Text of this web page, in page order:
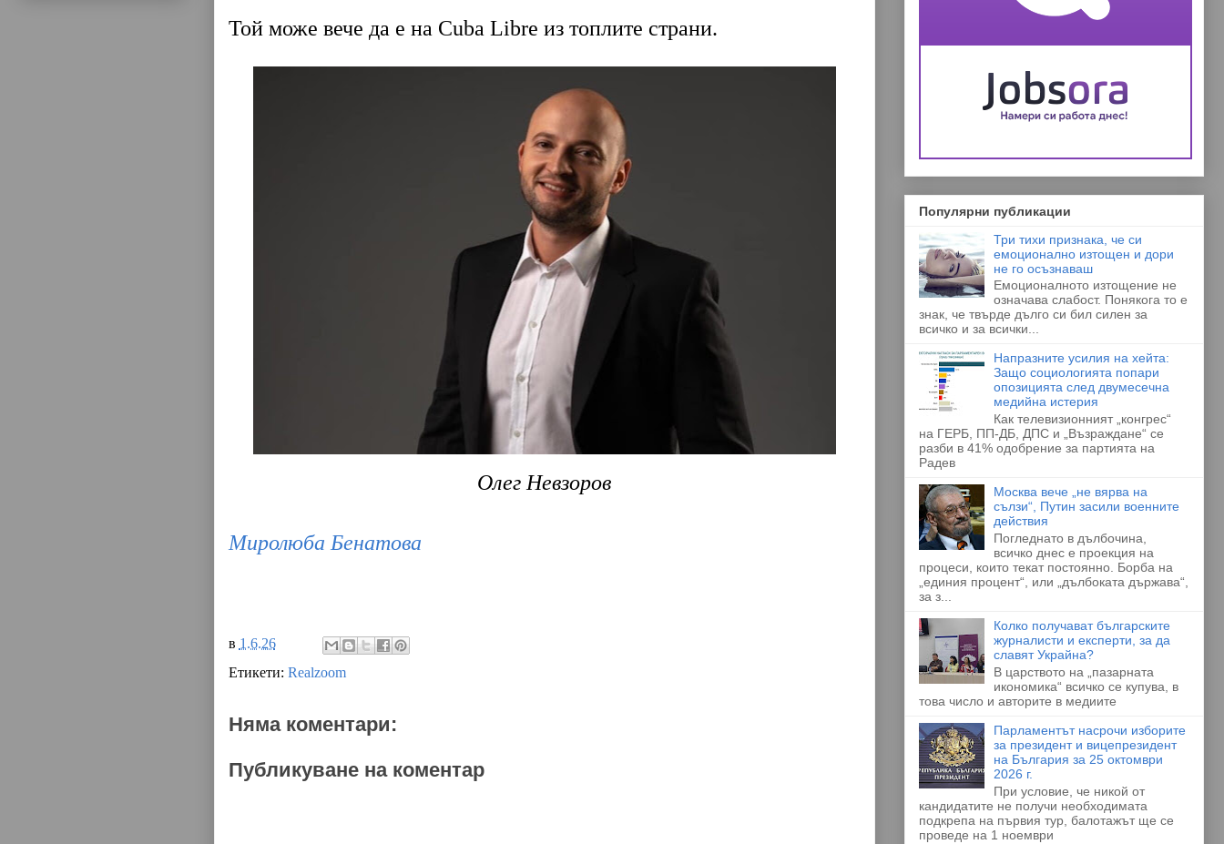
Той може вече да е на Cuba Libre из топлите страни.
Олег Невзоров
Миролюба Бенатова
в 1.6.26
Етикети: Realzoom
Няма коментари:
Публикуване на коментар
Популярни публикации
Три тихи признака, че си
емоционално изтощен и дори
не го осъзнаваш
Емоционалното изтощение не
означава слабост. Понякога то е
знак, че твърде дълго си бил силен за
всичко и за всички...
Напразните усилия на хейта:
Защо социологията попари
опозицията след двумесечна
медийна истерия
Как телевизионният „конгрес“
на ГЕРБ, ПП-ДБ, ДПС и „Възраждане“ се
разби в 41% одобрение за партията на
Радев
Москва вече „не вярва на
сълзи“, Путин засили военните
действия
Погледнато в дълбочина,
всичко днес е проекция на
процеси, които текат постоянно. Борба на
„единия процент“, или „дълбоката държава“,
за з...
Колко получават българските
журналисти и експерти, за да
славят Украйна?
В царството на „пазарната
икономика“ всичко се купува, в
това число и авторите в медиите
Парламентът насрочи изборите
за президент и вицепрезидент
на България за 25 октомври
2026 г.
При условие, че никой от
кандидатите не получи необходимата
подкрепа на първия тур, балотажът ще се
проведе на 1 ноември